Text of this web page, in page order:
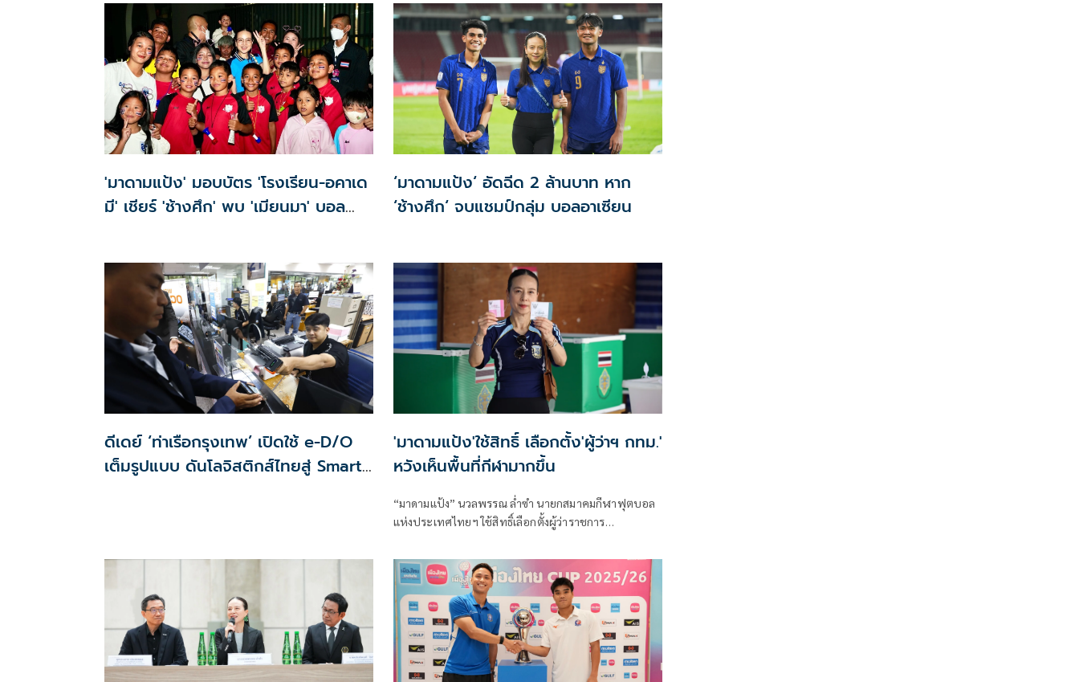
'มาดามแป้ง' มอบบัตร 'โรงเรียน-อคาเด
มี' เชียร์ 'ช้างศึก' พบ 'เมียนมา' บอล
‘มาดามแป้ง‘ อัดฉีด 2 ล้านบาท หาก
‘ช้างศึก‘ จบแชมป์กลุ่ม บอลอาเซียน
ดีเดย์ ‘ท่าเรือกรุงเทพ’ เปิดใช้ e-D/O
เต็มรูปแบบ ดันโลจิสติกส์ไทยสู่ Smart
'มาดามแป้ง'ใช้สิทธิ์ เลือกตั้ง'ผู้ว่าฯ กทม.'
หวังเห็นพื้นที่กีฬามากขึ้น
“มาดามแป้ง” นวลพรรณ ล่ำซำ นายกสมาคมกีฬาฟุตบอล
แห่งประเทศไทยฯ ใช้สิทธิ์เลือกตั้งผู้ว่าราชการ